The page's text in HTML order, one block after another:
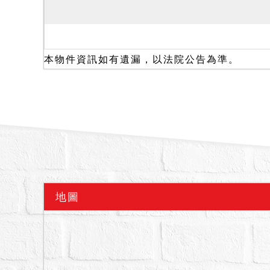
本物件資訊如有遺漏，以法院公告為準。
地圖